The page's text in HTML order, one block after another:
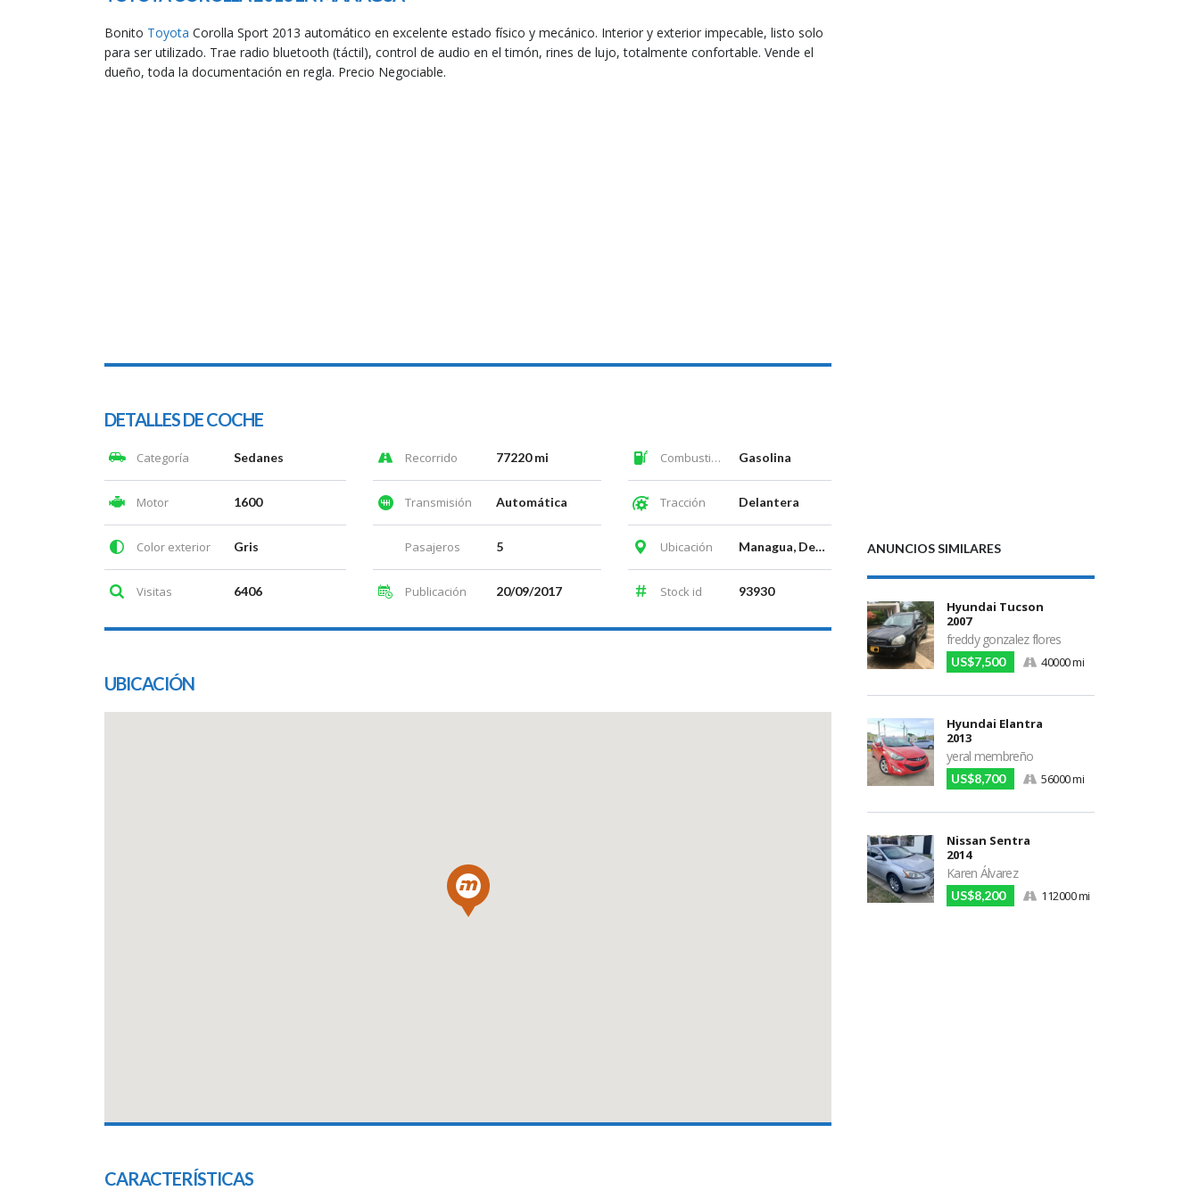
Bonito Toyota Corolla Sport 2013 automático en excelente estado físico y mecánico. Interior y exterior impecable, listo solo
para ser utilizado. Trae radio bluetooth (táctil), control de audio en el timón, rines de lujo, totalmente confortable. Vende el
dueño, toda la documentación en regla. Precio Negociable.
DETALLES DE COCHE
Categoría Sedanes Recorrido 77220 mi Combustible Gasolina
Motor 1600 Transmisión Automática Tracción Delantera
Color exterior Gris Pasajeros 5 Ubicación Managua, Departamento de Managua, Nicaragua
Visitas 6406 Publicación 20/09/2017 Stock id 93930
UBICACIÓN
CARACTERÍSTICAS
ANUNCIOS SIMILARES
Hyundai Tucson
2007
freddy gonzalez flores
US$7,500 40000 mi
Hyundai Elantra
2013
yeral membreño
US$8,700 56000 mi
Nissan Sentra
2014
Karen Álvarez
US$8,200 112000 mi